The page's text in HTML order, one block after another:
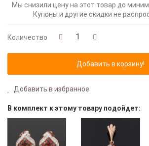
Мы снизили цену на этот товар до
Купоны и другие скидки не
Количество
Добавить в избранное
В комплект к этому товару подойдет: